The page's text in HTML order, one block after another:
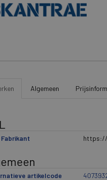
Algemeen
Fabrikant https://
artikelcode